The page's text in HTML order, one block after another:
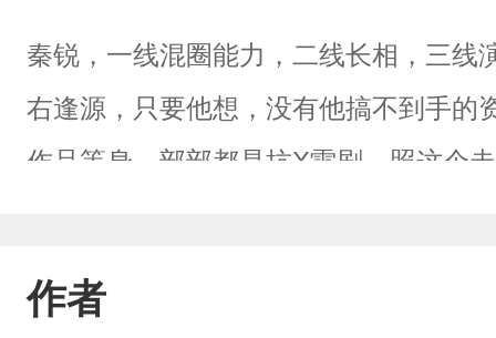
秦锐，一线混圈能力，二线长相，三线
右逢源，只要他想，没有他搞不到手的
作品等身，部部都是抗X雷剧。照这个
球……有一天，俩奇葩相遇了。酒桌上
作者